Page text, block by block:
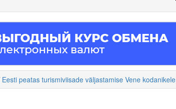
Eesti peatas turismiviisade väljastamise Vene kodanikele